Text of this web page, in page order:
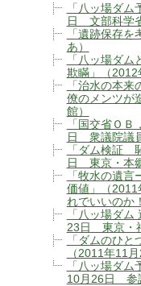
「八ッ場ダ
日 文部科学
「遺跡保存
あ）
「八ッ場ダ
欺瞞」（
「治水の本
僚のメンツが
館）
「国交省Ｏ
日 衆議院議
「ダム検証
日 東京・本
「牧水の遺
価値」（
れでいいのか
「八ッ場ダ
23日 東京・
「ダムのひと
（2011年11
「八ッ場ダ
10月26日 参